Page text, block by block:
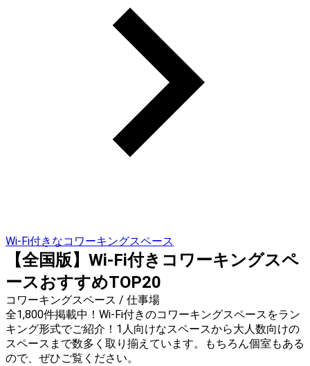
Wi-Fi付きなコワーキングスペース
【全国版】Wi-Fi付きコワーキングスペ
ースおすすめTOP20
コワーキングスペース / 仕事場
全1,800件掲載中！Wi-Fi付きのコワーキングスペースをラン
キング形式でご紹介！1人向けなスペースから大人数向けの
スペースまで数多く取り揃えています。もちろん個室もある
ので、ぜひご覧ください。